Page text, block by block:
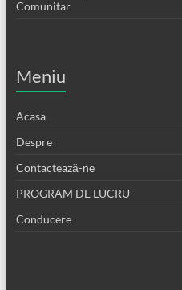
Comunitar
Meniu
Acasa
Despre
Contactează-ne
PROGRAM DE LUCRU
Conducere